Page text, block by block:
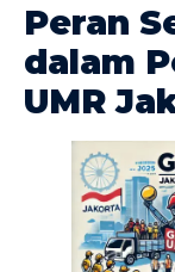
Peran
dalam
UMR